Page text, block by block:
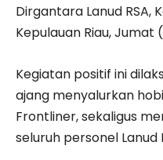
Dirgantara Lanud RSA,
Kepulauan Riau, Jumat
Kegiatan positif ini
ajang menyalurkan
Frontliner, sekaligus
seluruh personel Lanud